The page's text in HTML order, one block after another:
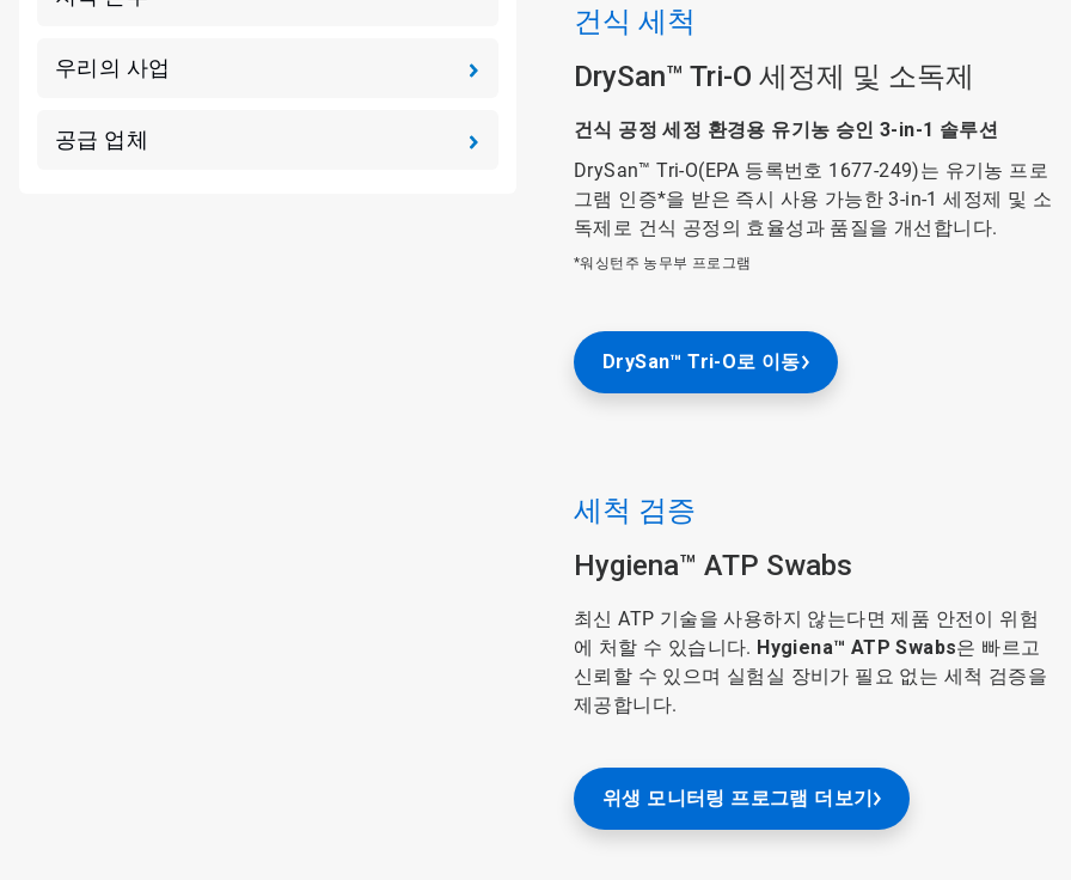
우리의 사업
공급 업체
건식 세척
DrySan™ Tri-O 세정제 및 소독제
건식 공정 세정 환경용 유기농 승인 3-in-1 솔루션
DrySan™ Tri-O(EPA 등록번호 1677-249)는 유기농 프로
그램 인증*을 받은 즉시 사용 가능한 3-in-1 세정제 및 소
독제로 건식 공정의 효율성과 품질을 개선합니다.
*워싱턴주 농무부 프로그램
DrySan™ Tri-O로 이동
세척 검증
Hygiena™ ATP Swabs
최신 ATP 기술을 사용하지 않는다면 제품 안전이 위험
에 처할 수 있습니다. Hygiena™ ATP Swabs은 빠르고
신뢰할 수 있으며 실험실 장비가 필요 없는 세척 검증을
제공합니다.​
위생 모니터링 프로그램 더보기